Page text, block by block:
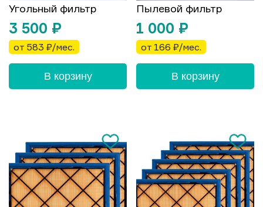
Угольный фильтр
3 500 ₽
от 583 ₽/мес.
В корзину
Пылевой фильтр
1 000 ₽
от 166 ₽/мес.
В корзину